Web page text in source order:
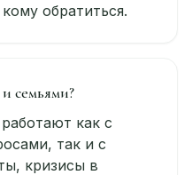
обратиться.
семьями?
как с
так и с
кризисы в